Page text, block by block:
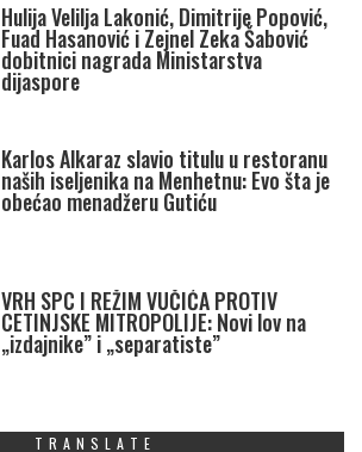
Hulija Velilja Lakonić, Dimitrije Popović,
Fuad Hasanović i Zejnel Zeka Šabović
dobitnici nagrada Ministarstva
dijaspore
Karlos Alkaraz slavio titulu u restoranu
naših iseljenika na Menhetnu: Evo šta je
obećao menadžeru Gutiću
VRH SPC I REŽIM VUČIĆA PROTIV
CETINJSKE MITROPOLIJE: Novi lov na
„izdajnike” i „separatiste”
TRANSLATE